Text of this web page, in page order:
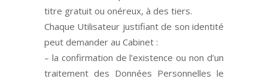
titre gratuit ou onéreux, à des tiers.
Chaque Utilisateur justifiant de son identité
peut demander au Cabinet :
– la confirmation de l’existence ou non d’un
traitement des Données Personnelles le